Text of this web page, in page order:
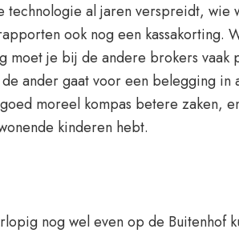
al jaren verspreidt, wie
ook nog een kassakorting.
je bij de andere brokers vaak
ander gaat voor een belegging in
moreel kompas betere zaken,
kinderen hebt.
nog wel even op de Buitenhof